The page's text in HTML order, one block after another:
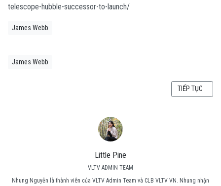
Little Pine
VLTV ADMIN TEAM
Nhung Nguyễn là thành viên của VLTV Admin Team và CLB VLTV VN. Nhung nhận
telescope-hubble-successor-to-launch/
James Webb
James Webb
BÀI VIẾT KẾ
TIẾP TỤC